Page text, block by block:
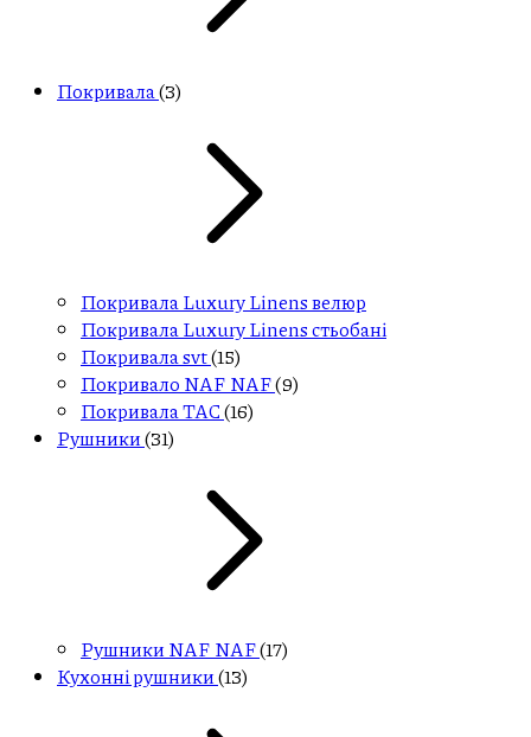
Покривала (3)
Покривала Luxury Linens велюр
Покривала Luxury Linens стьобані
Покривала svt(15)
Покривало NAF NAF(9)
Покривала ТАС(16)
Рушники(31)
Рушники NAF NAF(17)
Кухонні рушники(13)